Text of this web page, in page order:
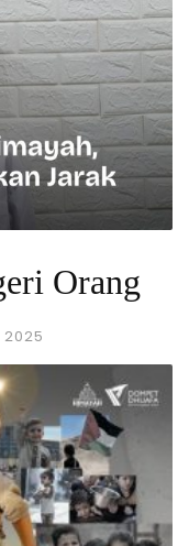
Orang
2025